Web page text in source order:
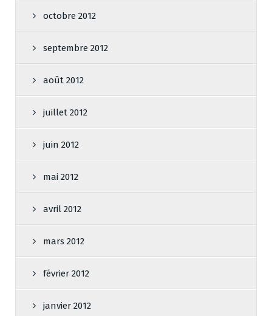
octobre 2012
septembre 2012
août 2012
juillet 2012
juin 2012
mai 2012
avril 2012
mars 2012
février 2012
janvier 2012